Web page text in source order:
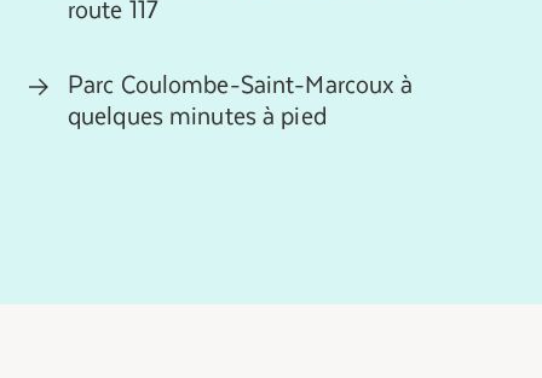
Parc Coulombe-Saint-Marcoux à
quelques minutes à pied